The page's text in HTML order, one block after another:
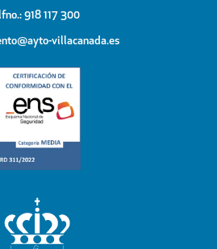
918 117 300
villacanada.es